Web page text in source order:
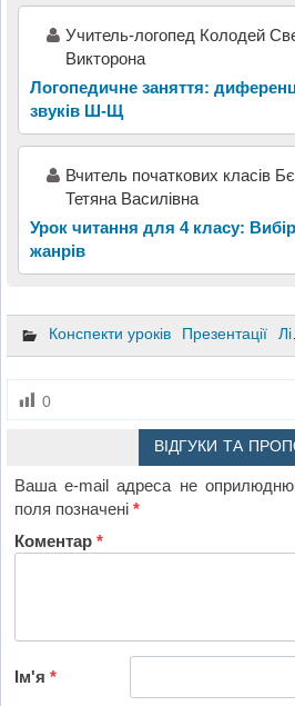
Учитель-логопед Колодей
Викторона
Логопедичне заняття:
звуків Ш-Щ
Вчитель початкових класів
Тетяна Василівна
Урок читання для 4 класу:
жанрів
Конспекти уроків Презентації Літературне читання
0
ВІДГУКИ ТА
Ваша e-mail адреса не
поля позначені*
Коментар*
Ім'я*